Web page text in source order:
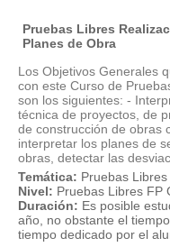
Pruebas Libres
Planes de Obra
Los Objetivos Generales
con este Curso de
son los siguientes: -
técnica de proyectos, de
de construcción de obras
interpretar los planes de
obras, detectar las
Temática: Pruebas Libres
Nivel: Pruebas Libres FP
Duración: Es posible
año, no obstante el
tiempo dedicado por el